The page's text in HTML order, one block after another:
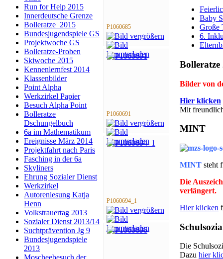
Run for Help 2015
Innerdeutsche Grenze
Bolleratze_2015
Bundesjugendspiele GS
Projektwoche GS
Bolleratze-Proben
Skiwoche 2015
Kennenlernfest 2014
Klassenbilder
Point Alpha
Werkzirkel Papier
Besuch Alpha Point
Bolleratze
Dschungelbuch
6a im Mathematikum
Ereignisse März 2014
Projektfahrt nach Paris
Fasching in der 6a
Skyliners
Ehrung Sozialer Dienst
Werkzirkel
Autorenlesung Katja
Henn
Volkstrauertag 2013
Sozialer Dienst 2013/14
Suchtprävention Jg 9
Bundesjugendspiele
2013
P1060685
P1060691
P1060694_1
Baby
Große
6.
Bolleratze
Bilder von
Hier klicken
Mit
MINT
MINT steht
Die
verlängert.
Hier klicken
Die
Dazu hier